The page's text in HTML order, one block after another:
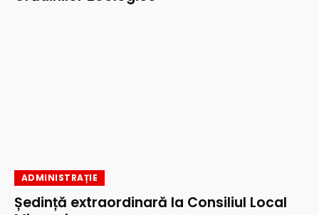
ADMINISTRAȚIE
Ședință extraordinară la Consiliul Local